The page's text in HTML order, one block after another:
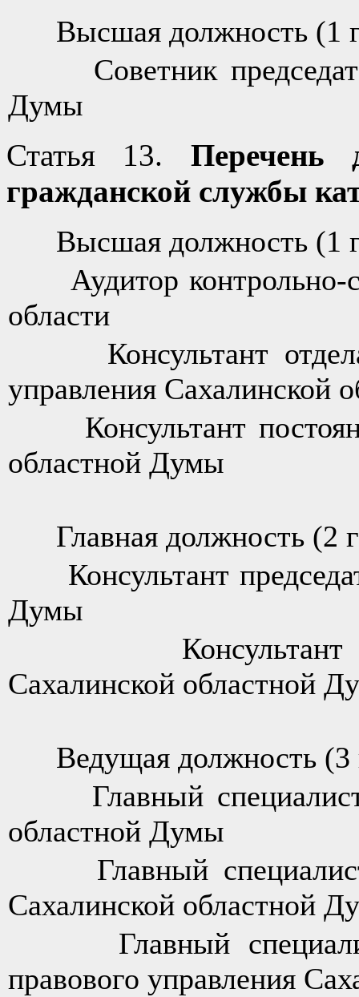
Высшая должность (1
Советник
Думы
Статья 13. Перечень
гражданской службы
Высшая должность (1
Аудитор контрольно-
области
Консультант отдела
управления Сахалинской
Консультант
областной Думы
Главная должность (2
Консультант
Думы
Консультант
Сахалинской областной
Ведущая должность (3
Главный специалист
областной Думы
Главный специалист
Сахалинской областной
Главный специалист
правового управления